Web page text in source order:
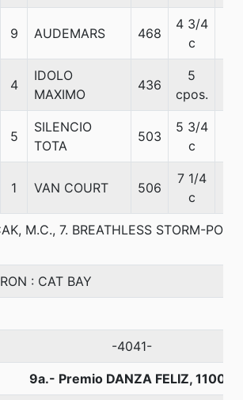
9 AUDEMARS 468
4 3/4
c
4
IDOLO
MAXIMO
436
5
cpos.
5
SILENCIO
TOTA
503
5 3/4
c
1 VAN COURT 506
7 1/4
c
M.C., 7. BREATHLESS STORM-
: CAT BAY
-4041-
9a.- Premio DANZA FELIZ, 1100